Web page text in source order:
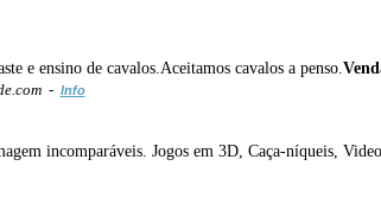
e ensino de cavalos.Aceitamos cavalos a penso.
- Info
incomparáveis. Jogos em 3D, Caça-níqueis,